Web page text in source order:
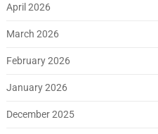
April 2026
March 2026
February 2026
January 2026
December 2025